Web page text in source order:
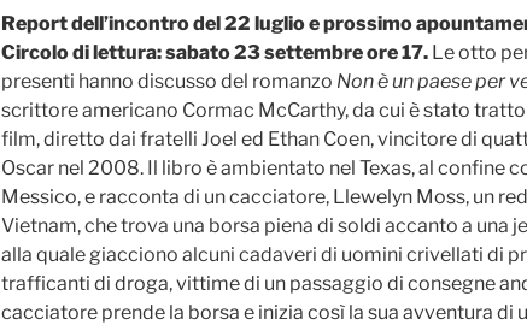
Report dell’incontro del 22 luglio e prossimo
Circolo di lettura: sabato 23 settembre ore 17. Le otto
presenti hanno discusso del romanzo Non è un paese per
scrittore americano Cormac McCarthy, da cui è stato tratto
film, diretto dai fratelli Joel ed Ethan Coen, vincitore di
Oscar nel 2008. Il libro è ambientato nel Texas, al confine
Messico, e racconta di un cacciatore, Llewelyn Moss, un
Vietnam, che trova una borsa piena di soldi accanto a una
alla quale giacciono alcuni cadaveri di uomini crivellati di
trafficanti di droga, vittime di un passaggio di consegne
cacciatore prende la borsa e inizia così la sua avventura di